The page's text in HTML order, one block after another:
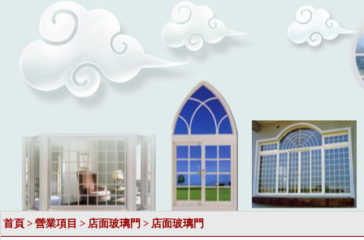
首頁 > 營業項目 > 店面玻璃門 > 店面玻璃門